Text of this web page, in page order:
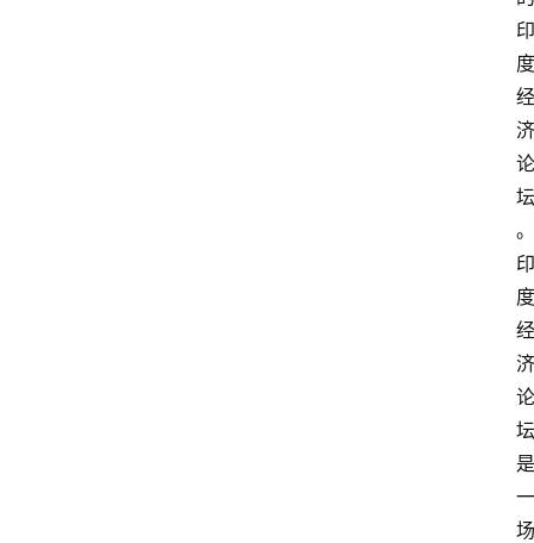
印
度
经
济
论
坛
。
印
度
经
济
论
坛
是
一
场